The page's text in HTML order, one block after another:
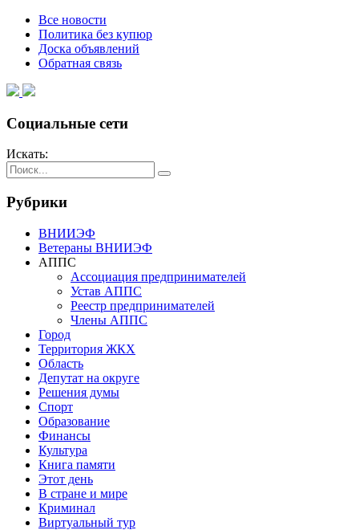
Все новости
Политика без купюр
Доска объявлений
Обратная связь
Социальные сети
Искать:
Рубрики
ВНИИЭФ
Ветераны ВНИИЭФ
АППС
Ассоциация предпринимателей
Устав АППС
Реестр предпринимателей
Члены АППС
Город
Территория ЖКХ
Область
Депутат на округе
Решения думы
Спорт
Образование
Финансы
Культура
Книга памяти
Этот день
В стране и мире
Криминал
Виртуальный тур